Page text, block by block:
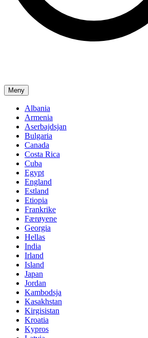
Meny
Albania
Armenia
Aserbajdsjan
Bulgaria
Canada
Costa Rica
Cuba
Egypt
England
Estland
Etiopia
Frankrike
Færøyene
Georgia
Hellas
India
Irland
Island
Japan
Jordan
Kambodsja
Kasakhstan
Kirgisistan
Kroatia
Kypros